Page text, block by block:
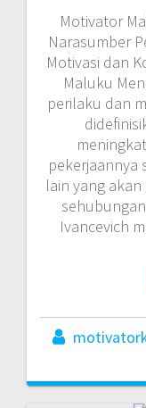
Motivator
Narasumber
Motivasi dan
Maluku
perilaku dan
pekerjaannya
lain yang akan
Ivancevich